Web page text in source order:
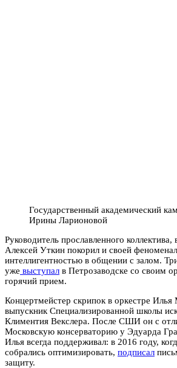
Государственный академический
Ирины Ларионовой
Руководитель прославленного коллектива,
Алексей Уткин покорил и своей
интеллигентностью в общении с залом.
уже выступал в Петрозаводске со своим
горячий прием.
Концертмейстер скрипок в оркестре
выпускник Специализированной школы
Климентия Векслера. После СШИ он с
Московскую консерваторию у Эдуарда
Илья всегда поддерживал: в 2016 году,
собрались оптимизировать, подписал
защиту.